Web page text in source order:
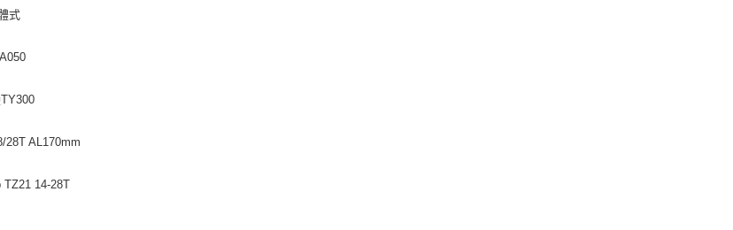
式
28T AL170mm
TZ21 14-28T